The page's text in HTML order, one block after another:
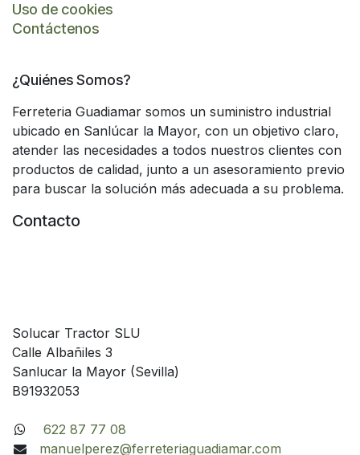
Uso de cookies
Contáctenos
¿Quiénes Somos?
Ferreteria Guadiamar somos un suministro industrial
ubicado en Sanlúcar la Mayor, con un objetivo claro,
atender las necesidades a todos nuestros clientes con
productos de calidad, junto a un asesoramiento previo
para buscar la solución más adecuada a su problema.
Contacto
Solucar Tractor SLU
Calle Albañiles 3
Sanlucar la Mayor (Sevilla)
B91932053
622 87 77 08
manuelperez@ferreteriaguadiamar.com